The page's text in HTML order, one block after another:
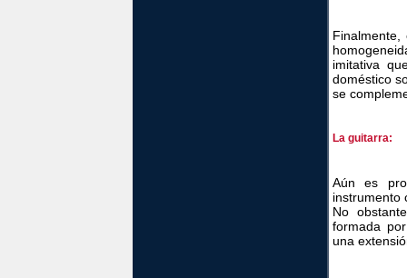
imitativa
doméstico
se
La guitarra:
Aún es
instrumento
No
formada
una